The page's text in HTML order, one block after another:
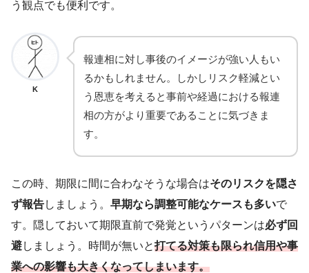
う観点でも便利です。
K
報連相に対し事後のイメージが強い人もい
るかもしれません。しかしリスク軽減とい
う恩恵を考えると事前や経過における報連
相の方がより重要であることに気づきま
す。
この時、期限に間に合わなそうな場合はそのリスクを隠さ
ず報告しましょう。 早期なら調整可能なケースも多いで
す。隠しておいて期限直前で発覚というパターンは必ず回
避しましょう。時間が無いと打てる対策も限られ信用や事
業への影響も大きくなってしまいます。